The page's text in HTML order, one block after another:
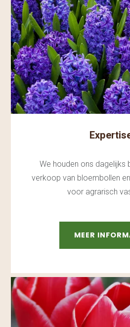
We houden ons dagelijks
verkoop van bloembollen
voor agrarisch
MEER